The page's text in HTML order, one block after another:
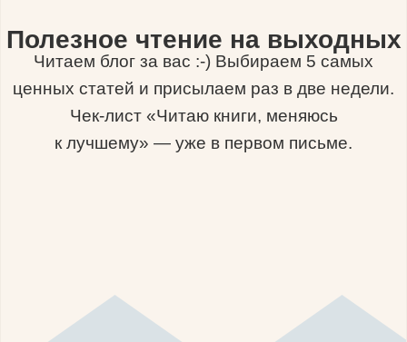
Полезное чтение на выходных
Читаем блог за вас :-) Выбираем 5 самых
ценных статей и присылаем раз в две недели.
Чек-лист «Читаю книги, меняюсь
к лучшему» — уже в первом письме.